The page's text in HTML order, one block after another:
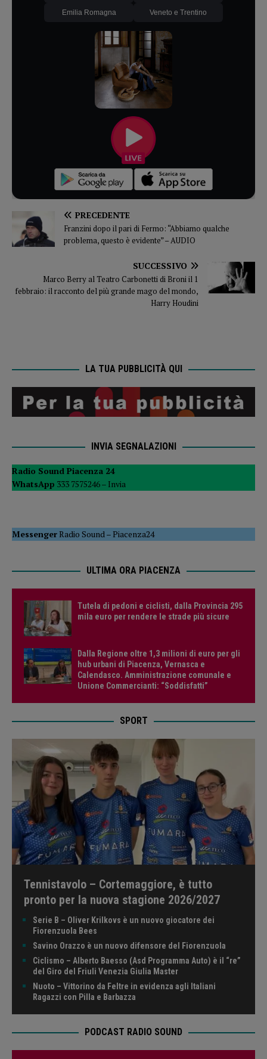
Emilia Romagna Veneto e Trentino
PRECEDENTE
Franzini dopo il pari di Fermo: “Abbiamo qualche
problema, questo è evidente” – AUDIO
SUCCESSIVO
Marco Berry al Teatro Carbonetti di Broni il 1
febbraio: il racconto del più grande mago del mondo,
Harry Houdini
LA TUA PUBBLICITÀ QUI
INVIA SEGNALAZIONI
Radio Sound Piacenza 24
WhatsApp 333 7575246 – Invia
MessengerRadio Sound–Piacenza24
ULTIMA ORA PIACENZA
Tutela di pedoni e ciclisti, dalla Provincia 295
mila euro per rendere le strade più sicure
Dalla Regione oltre 1,3 milioni di euro per gli
hub urbani di Piacenza, Vernasca e
Calendasco. Amministrazione comunale e
Unione Commercianti: “Soddisfatti”
SPORT
Tennistavolo – Cortemaggiore, è tutto
pronto per la nuova stagione 2026/2027
Serie B – Oliver Krilkovs è un nuovo giocatore dei
Fiorenzuola Bees
Savino Orazzo è un nuovo difensore del Fiorenzuola
Ciclismo – Alberto Baesso (Asd Programma Auto) è il “re”
del Giro del Friuli Venezia Giulia Master
Nuoto – Vittorino da Feltre in evidenza agli Italiani
Ragazzi con Pilla e Barbazza
PODCAST RADIO SOUND